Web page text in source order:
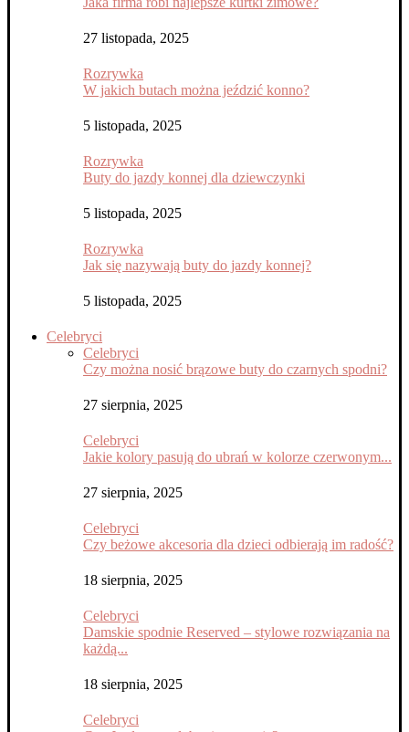
27 listopada, 2025
Rozrywka
W jakich butach można jeździć konno?
5 listopada, 2025
Rozrywka
Buty do jazdy konnej dla dziewczynki
5 listopada, 2025
Rozrywka
Jak się nazywają buty do jazdy konnej?
5 listopada, 2025
Celebryci
Celebryci
Czy można nosić brązowe buty do czarnych spodni?
27 sierpnia, 2025
Celebryci
Jakie kolory pasują do ubrań w kolorze czerwonym...
27 sierpnia, 2025
Celebryci
Czy beżowe akcesoria dla dzieci odbierają im radość?
18 sierpnia, 2025
Celebryci
Damskie spodnie Reserved – stylowe rozwiązania na
każdą...
18 sierpnia, 2025
Celebryci